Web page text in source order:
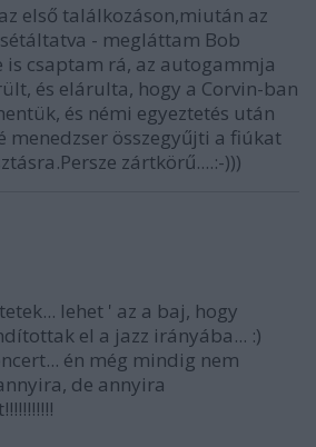
első találkozáson,miután az
- megláttam Bob
csaptam rá, az autogammja
és elárulta, hogy a Corvin-ban
és némi egyeztetés után
menedzser összegyűjti a fiúkat
zártkörű....:-)))
lehet ' az a baj, hogy
el a jazz irányába... :)
én még mindig nem
de annyira